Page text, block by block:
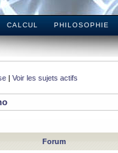
CALCUL PHILOSOPHIE
| Voir les sujets actifs
Forum